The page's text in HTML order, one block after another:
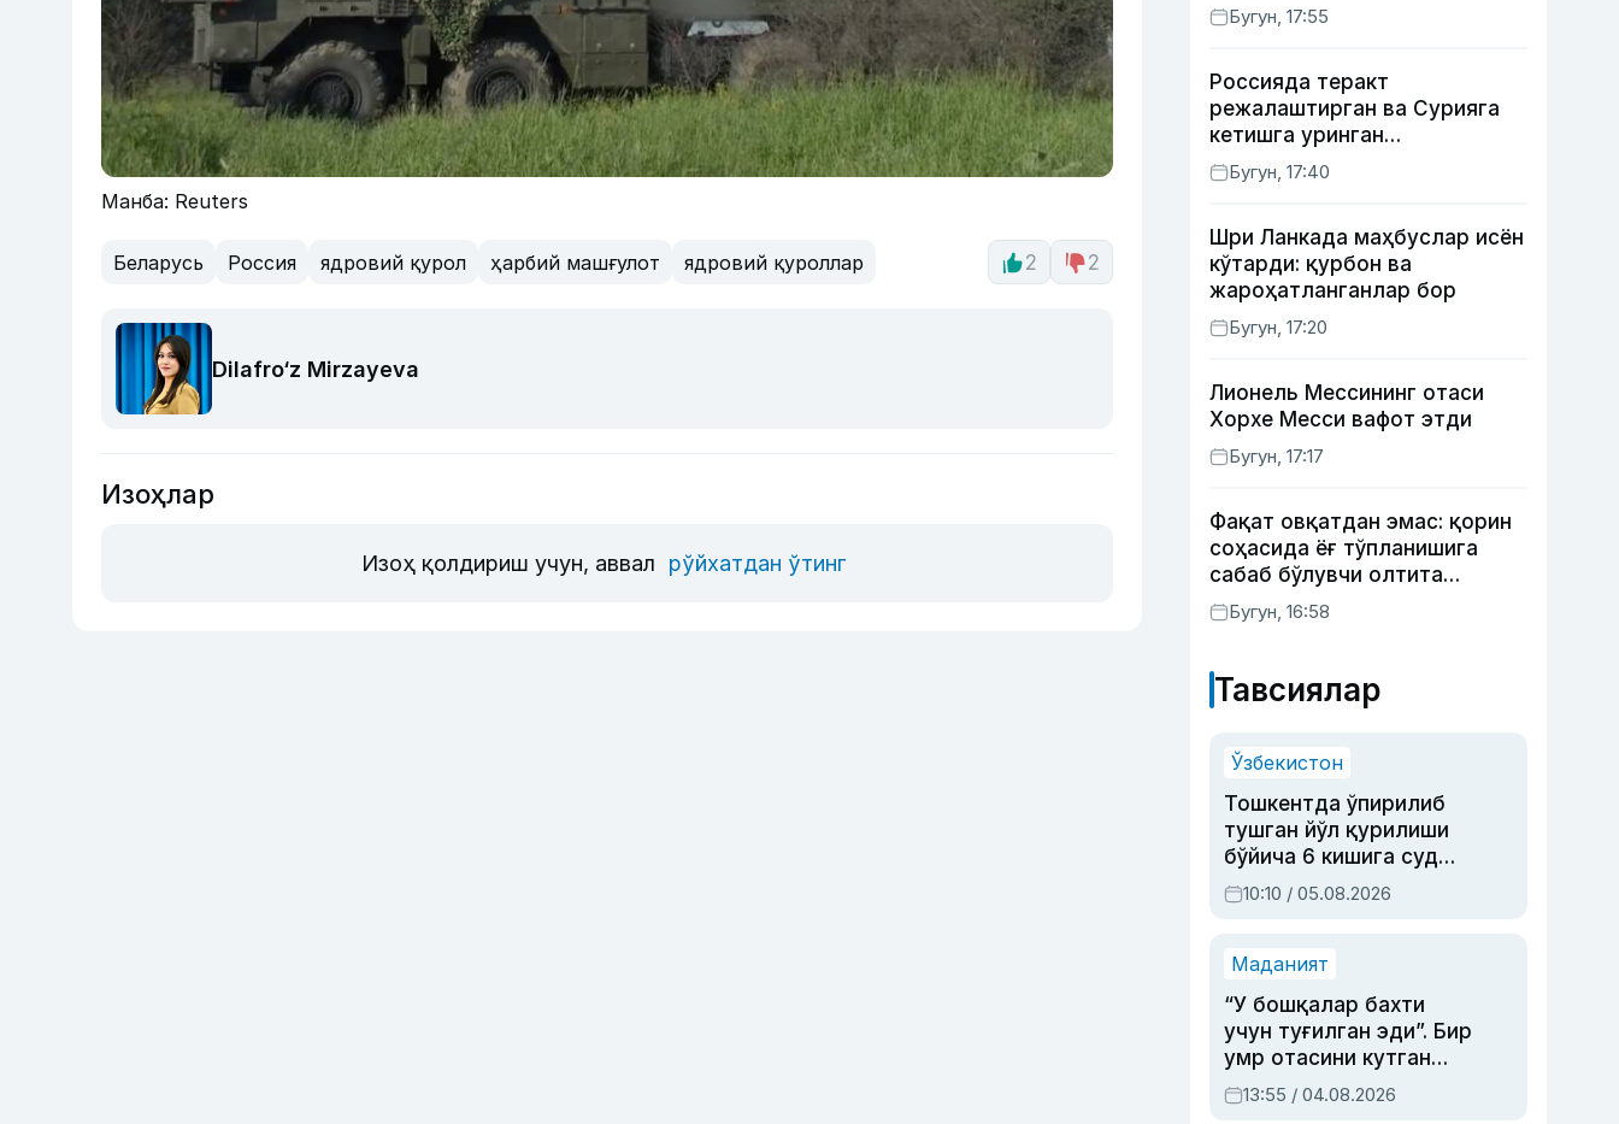
Манба: Reuters
Беларусь Россия ядровий қурол ҳарбий машғулот ядровий қуроллар 2 2
Dilafro‘z Mirzayeva
Изоҳлар
Изоҳ қолдириш учун, аввал рўйхатдан ўтинг
(фото)
Бугун, 17:55
Россияда теракт
режалаштирган ва Сурияга
кетишга уринган
сурхондарёлик 4 нафар йигит
қамалди
Бугун, 17:40
Шри Ланкада маҳбуслар исён
кўтарди: қурбон ва
жароҳатланганлар бор
Бугун, 17:20
Лионель Мессининг отаси
Хорхе Месси вафот этди
Бугун, 17:17
Фақат овқатдан эмас: қорин
соҳасида ёғ тўпланишига
сабаб бўлувчи олтита
зарарли одат
Бугун, 16:58
Тавсиялар
Ўзбекистон
Тошкентда ўпирилиб
тушган йўл қурилиши
бўйича 6 кишига суд
ҳукми ўқилди
10:10 / 05.08.2026
Маданият
“У бошқалар бахти
учун туғилган эди”. Бир
умр отасини кутган
актриса ва дубльяж
устаси Римма
13:55 / 04.08.2026